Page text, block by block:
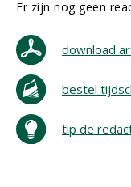
Er zijn nog geen
download
bestel
tip de